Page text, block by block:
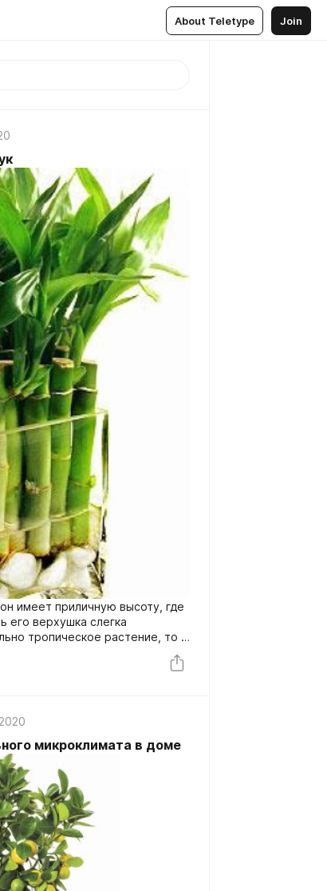
About Teletype Join
имеет приличную высоту, где
его верхушка слегка
тропическое растение, то в
получится вырастить далеко
похожий по внешнему виду на
микроклимата в доме